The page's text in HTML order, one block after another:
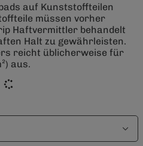
auf Kunststoffteilen
müssen vorher
Haftvermittler behandelt
Halt zu gewährleisten.
reicht üblicherweise für
aus.